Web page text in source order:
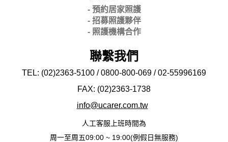
- 預約居家照護
- 招募照護夥伴
- 照護機構合作
聯繫我們
TEL: (02)2363-5100 / 0800-800-069 / 02-55996169
FAX: (02)2363-1738
info@ucarer.com.tw
人工客服上班時間為
周一至周五09:00 ~ 19:00(例假日無服務)